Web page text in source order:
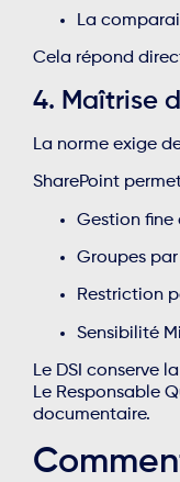
La
Cela répond
4. Maîtrise
La norme exige
SharePoint
Gestion fine
Groupes
Restriction
Sensibilité
Le DSI conserve
Le Responsable
documentaire.